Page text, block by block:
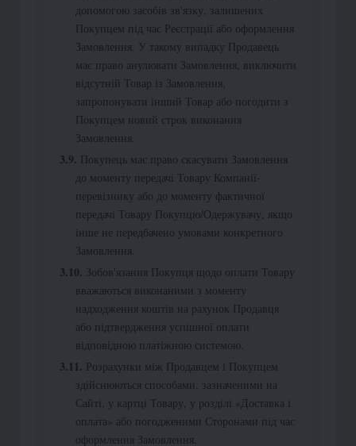
допомогою засобів зв'язку, залишених
Покупцем під час Реєстрації або оформлення
Замовлення. У такому випадку Продавець
має право анулювати Замовлення, виключити
відсутній Товар із Замовлення,
запропонувати інший Товар або погодити з
Покупцем новий строк виконання
Замовлення.
Покупець має право скасувати Замовлення
до моменту передачі Товару Компанії-
перевізнику або до моменту фактичної
передачі Товару Покупцю/Одержувачу, якщо
інше не передбачено умовами конкретного
Замовлення.
Зобов'язання Покупця щодо оплати Товару
вважаються виконаними з моменту
надходження коштів на рахунок Продавця
або підтвердження успішної оплати
відповідною платіжною системою.
Розрахунки між Продавцем і Покупцем
здійснюються способами, зазначеними на
Сайті, у картці Товару, у розділі «Доставка і
оплата» або погодженими Сторонами під час
оформлення Замовлення.